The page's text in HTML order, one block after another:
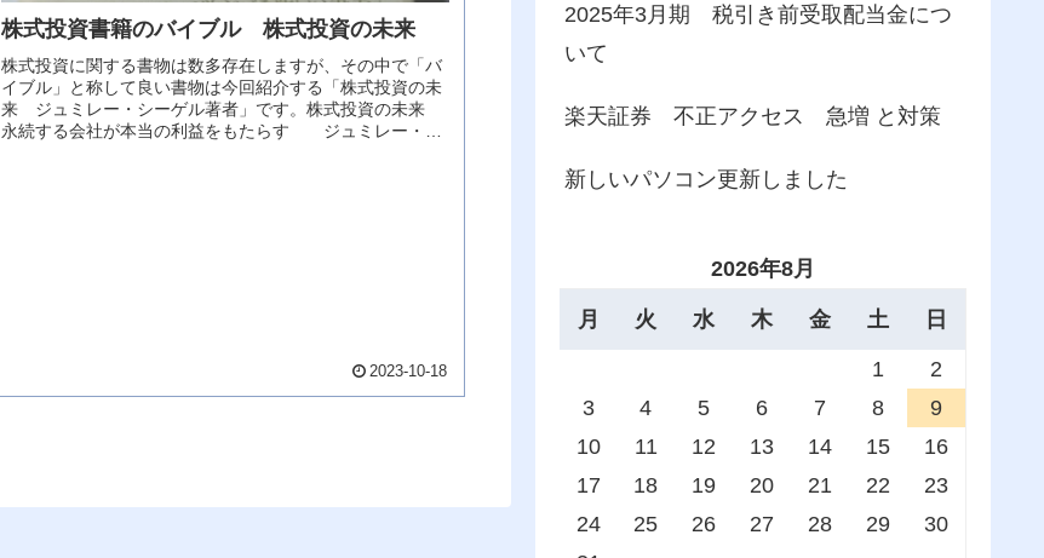
株式投資書籍のバイブル 株式投資の未来
株式投資に関する書物は数多存在しますが、その中で「バ
イブル」と称して良い書物は今回紹介する「株式投資の未
来 ジュミレー・シーゲル著者」です。株式投資の未来
永続する会社が本当の利益をもたらす ジュミレー・シ
2023-10-18
2025年3月期 税引き前受取配当金につ
いて
楽天証券 不正アクセス 急増 と対策
新しいパソコン更新しました
2026年8月
月 火 水 木 金 土 日
1
2
3
4 5 6 7 8
9
10
11 12 13 14 15
16
17
18 19 20 21 22
23
24
25 26 27 28 29
30